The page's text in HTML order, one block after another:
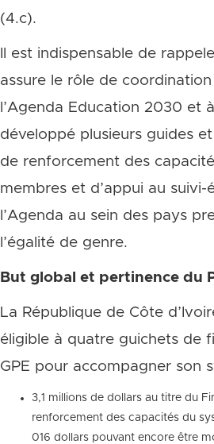
(4.c).
Il est indispensable de
assure le rôle de
l’Agenda Education 2030 et
développé plusieurs guides
de renforcement des
membres et d’appui au suivi-
l’Agenda au sein des pays
l’égalité de genre.
But global et pertinence du
La République de Côte
éligible à quatre guichets de
GPE pour accompagner son
3,1 millions de dollars au titre du
renforcement des capacités du
016 dollars pouvant encore être